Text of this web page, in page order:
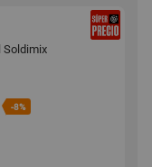
Soldimix
-8%